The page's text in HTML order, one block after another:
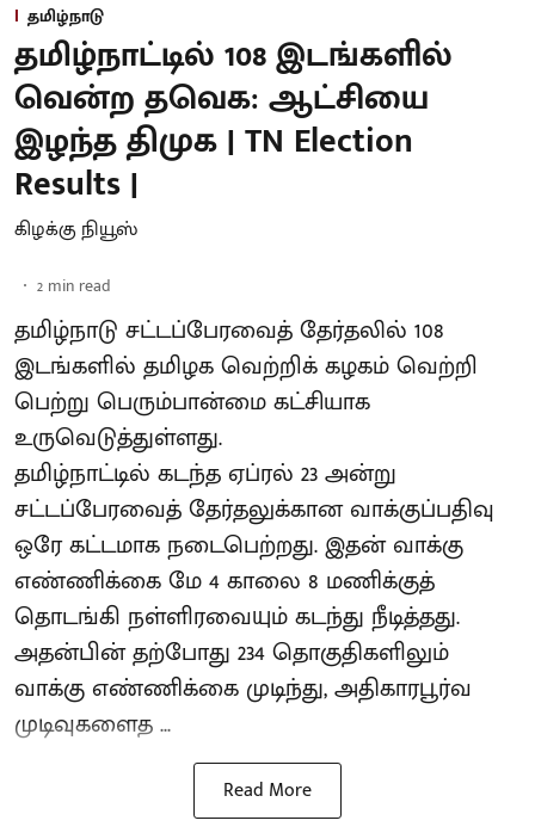
தமிழ்நாடு
தமிழ்நாட்டில் 108 இடங்களில்
வென்ற தவெக: ஆட்சியை
இழந்த திமுக | TN Election
Results |
கிழக்கு நியூஸ்
2 min read
தமிழ்நாடு சட்டப்பேரவைத் தேர்தலில் 108
இடங்களில் தமிழக வெற்றிக் கழகம் வெற்றி
பெற்று பெரும்பான்மை கட்சியாக
உருவெடுத்துள்ளது.
தமிழ்நாட்டில் கடந்த ஏப்ரல் 23 அன்று
சட்டப்பேரவைத் தேர்தலுக்கான வாக்குப்பதிவு
ஒரே கட்டமாக நடைபெற்றது. இதன் வாக்கு
எண்ணிக்கை மே 4 காலை 8 மணிக்குத்
தொடங்கி நள்ளிரவையும் கடந்து நீடித்தது.
அதன்பின் தற்போது 234 தொகுதிகளிலும்
வாக்கு எண்ணிக்கை முடிந்து, அதிகாரபூர்வ
முடிவுகளைத ...
Read More